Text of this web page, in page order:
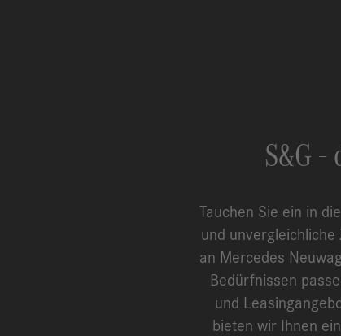
S&G
Tauchen Sie ein in
und
an Mercedes
Bedürfnissen
und
bieten wir Ihnen